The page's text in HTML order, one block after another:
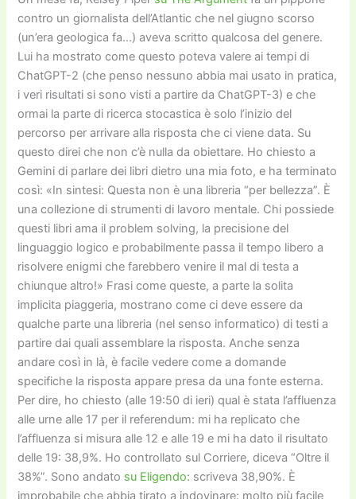
contro un giornalista dell’Atlantic che nel giugno scorso
(un’era geologica fa…) aveva scritto qualcosa del genere.
Lui ha mostrato come questo poteva valere ai tempi di
ChatGPT-2 (che penso nessuno abbia mai usato in pratica,
i veri risultati si sono visti a partire da ChatGPT-3) e che
ormai la parte di ricerca stocastica è solo l’inizio del
percorso per arrivare alla risposta che ci viene data. Su
questo direi che non c’è nulla da obiettare. Ho chiesto a
Gemini di parlare dei libri dietro una mia foto, e ha terminato
così: «In sintesi: Questa non è una libreria “per bellezza”. È
una collezione di strumenti di lavoro mentale. Chi possiede
questi libri ama il problem solving, la precisione del
linguaggio logico e probabilmente passa il tempo libero a
risolvere enigmi che farebbero venire il mal di testa a
chiunque altro!» Frasi come queste, a parte la solita
implicita piaggeria, mostrano come ci deve essere da
qualche parte una libreria (nel senso informatico) di testi a
partire dai quali assemblare la risposta. Anche senza
andare così in là, è facile vedere come a domande
specifiche la risposta appare presa da una fonte esterna.
Per dire, ho chiesto (alle 19:50 di ieri) qual è stata l’affluenza
alle urne alle 17 per il referendum: mi ha replicato che
l’affluenza si misura alle 12 e alle 19 e mi ha dato il risultato
delle 19: 38,9%. Ho controllato sul Corriere, diceva “Oltre il
38%”. Sono andato su Eligendo: scriveva 38,90%. È
improbabile che abbia tirato a indovinare: molto più facile